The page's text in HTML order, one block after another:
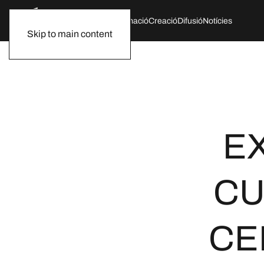
Skip to main content
FormacióCreacióDifusióNotícies